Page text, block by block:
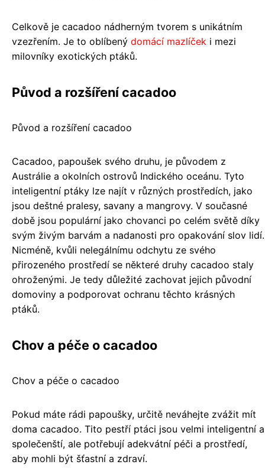
Celkově je cacadoo nádherným tvorem s unikátním
vzezřením. Je to oblíbený domácí mazlíček i mezi
milovníky exotických ptáků.
Původ a rozšíření cacadoo
Původ a rozšíření cacadoo
Cacadoo, papoušek svého druhu, je původem z
Austrálie a okolních ostrovů Indického oceánu. Tyto
inteligentní ptáky lze najít v různých prostředích, jako
jsou deštné pralesy, savany a mangrovy. V současné
době jsou populární jako chovanci po celém světě díky
svým živým barvám a nadanosti pro opakování slov lidí.
Nicméně, kvůli nelegálnímu odchytu ze svého
přirozeného prostředí se některé druhy cacadoo staly
ohroženými. Je tedy důležité zachovat jejich původní
domoviny a podporovat ochranu těchto krásných
ptáků.
Chov a péče o cacadoo
Chov a péče o cacadoo
Pokud máte rádi papoušky, určitě neváhejte zvážit mít
doma cacadoo. Tito pestří ptáci jsou velmi inteligentní a
společenští, ale potřebují adekvátní péči a prostředí,
aby mohli být šťastní a zdraví.